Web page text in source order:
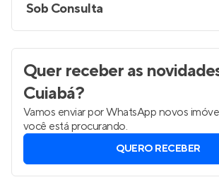
Sob Consulta
Quer receber as
Cuiabá?
Vamos enviar por WhatsApp novos
você está procurando.
QUERO RECEBER